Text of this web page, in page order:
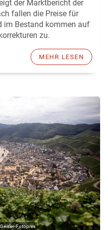
der Marktbericht der
fallen die Preise für
im Bestand kommen auf
zu.
MEHR LESEN
Fotopres